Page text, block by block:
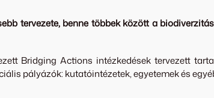
tervezete, benne többek között a
Bridging Actions intézkedések tervezett
pályázók: kutatóintézetek, egyetemek és